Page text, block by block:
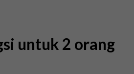
untuk 2 orang